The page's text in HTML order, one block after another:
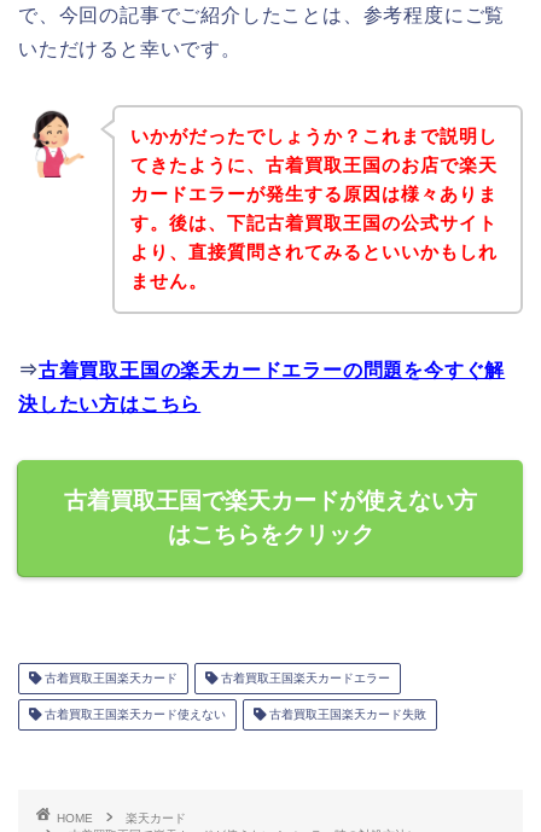
で、今回の記事でご紹介したことは、参考程度にご覧
いただけると幸いです。
いかがだったでしょうか？これまで説明し
てきたように、古着買取王国のお店で楽天
カードエラーが発生する原因は様々ありま
す。後は、下記古着買取王国の公式サイト
より、直接質問されてみるといいかもしれ
ません。
⇒古着買取王国の楽天カードエラーの問題を今すぐ解
決したい方はこちら
古着買取王国で楽天カードが使えない方
はこちらをクリック
古着買取王国楽天カード 古着買取王国楽天カードエラー
古着買取王国楽天カード使えない 古着買取王国楽天カード失敗
HOME
楽天カード